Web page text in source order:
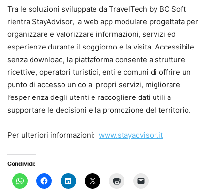
Tra le soluzioni sviluppate da TravelTech by BC Soft
rientra StayAdvisor, la web app modulare progettata per
organizzare e valorizzare informazioni, servizi ed
esperienze durante il soggiorno e la visita. Accessibile
senza download, la piattaforma consente a strutture
ricettive, operatori turistici, enti e comuni di offrire un
punto di accesso unico ai propri servizi, migliorare
l’esperienza degli utenti e raccogliere dati utili a
supportare le decisioni e la promozione del territorio.
Per ulteriori informazioni: www.stayadvisor.it
Condividi: